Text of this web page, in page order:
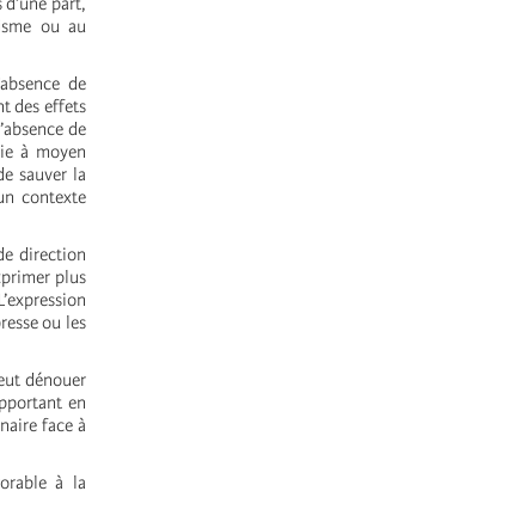
ou au
de
des effets
de
à moyen
sauver la
contexte
direction
plus
ou les
dénouer
en
face à
à la